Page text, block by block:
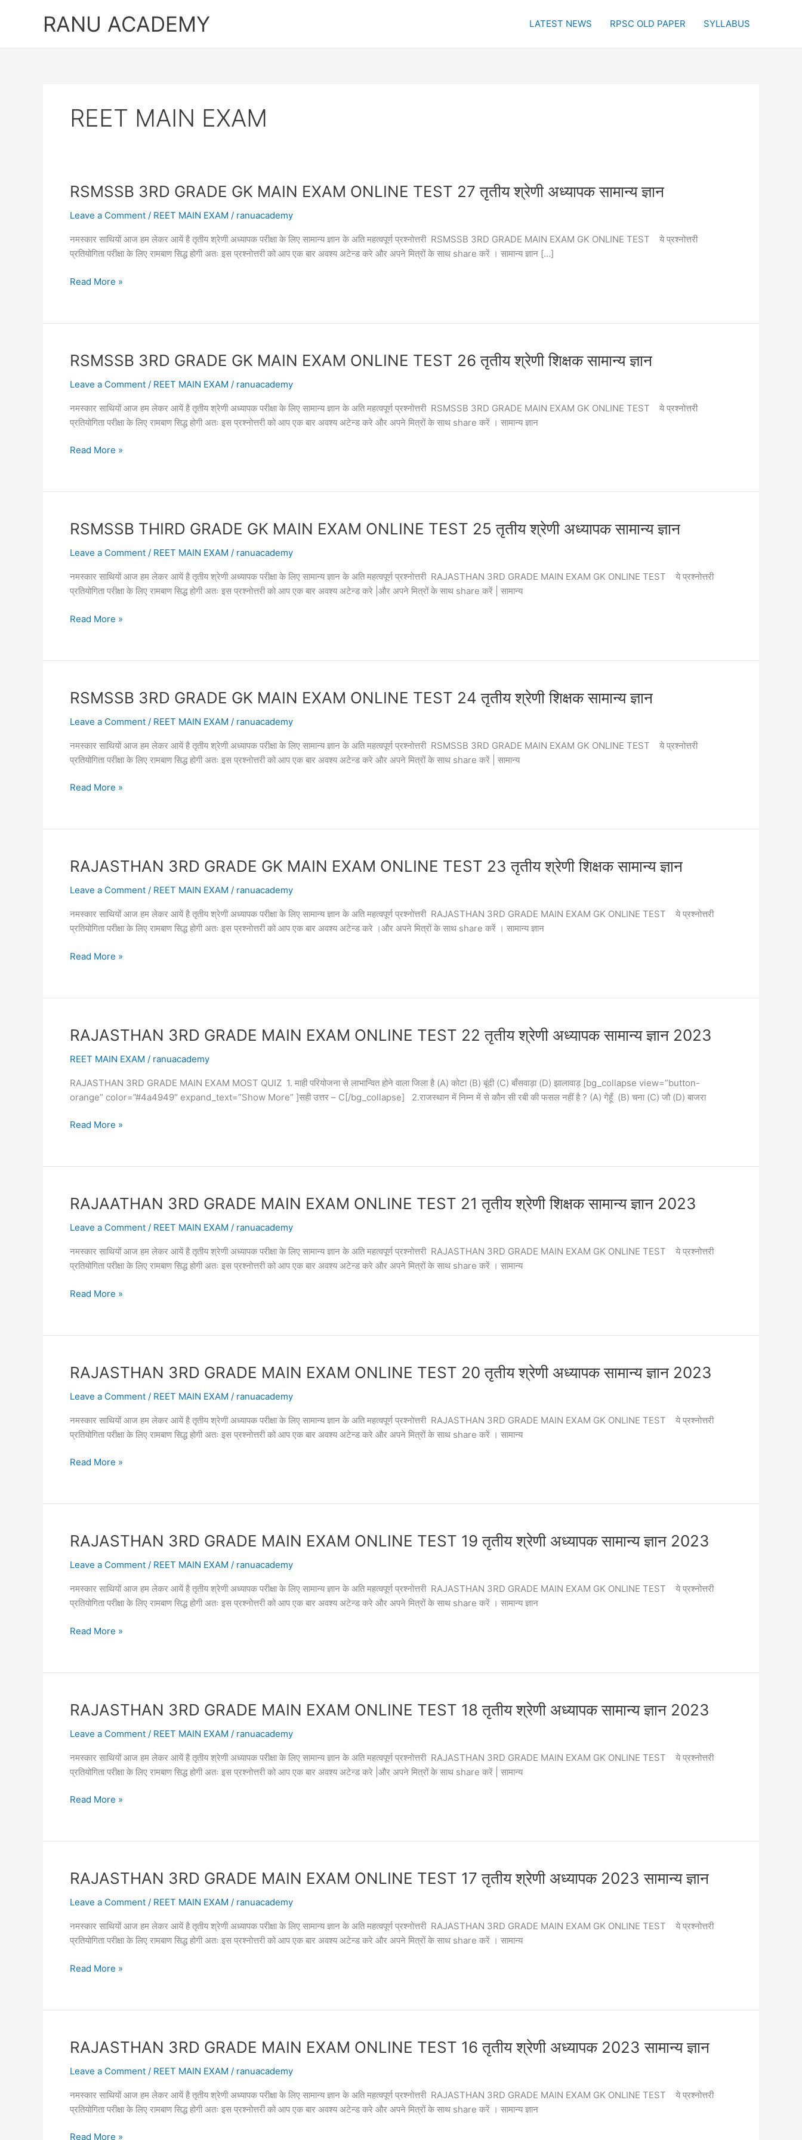
RANU ACADEMY LATEST NEWS RPSC OLD PAPER SYLLABUS
REET MAIN EXAM
RSMSSB 3RD GRADE GK MAIN EXAM ONLINE TEST 27 तृतीय श्रेणी अध्यापक सामान्य ज्ञान
Leave a Comment / REET MAIN EXAM / ranuacademy
नमस्कार साथियों आज हम लेकर आयें है तृतीय श्रेणी अध्यापक परीक्षा के लिए सामान्य ज्ञान के अति महत्वपूर्ण प्रश्नोत्तरी RSMSSB 3RD GRADE MAIN EXAM GK ONLINE TEST ये प्रश्नोत्तरी
प्रतियोगिता परीक्षा के लिए रामबाण सिद्ध होगी अतः इस प्रश्नोत्तरी को आप एक बार अवश्य अटेन्ड करे और अपने मित्रों के साथ share करें । सामान्य ज्ञान […]
RSMSSB
GK
EXAM
ONLINE
TEST
तृतीय
श्रेणी
सामान्य
Read More »
RSMSSB 3RD GRADE GK MAIN EXAM ONLINE TEST 26 तृतीय श्रेणी शिक्षक सामान्य ज्ञान
Leave a Comment / REET MAIN EXAM / ranuacademy
नमस्कार साथियों आज हम लेकर आयें है तृतीय श्रेणी अध्यापक परीक्षा के लिए सामान्य ज्ञान के अति महत्वपूर्ण प्रश्नोत्तरी RSMSSB 3RD GRADE MAIN EXAM GK ONLINE TEST ये प्रश्नोत्तरी
प्रतियोगिता परीक्षा के लिए रामबाण सिद्ध होगी अतः इस प्रश्नोत्तरी को आप एक बार अवश्य अटेन्ड करे और अपने मित्रों के साथ share करें । सामान्य ज्ञान
RSMSSB
GK
EXAM
ONLINE
TEST
तृतीय
श्रेणी
सामान्य
Read More »
RSMSSB THIRD GRADE GK MAIN EXAM ONLINE TEST 25 तृतीय श्रेणी अध्यापक सामान्य ज्ञान
Leave a Comment / REET MAIN EXAM / ranuacademy
नमस्कार साथियों आज हम लेकर आयें है तृतीय श्रेणी अध्यापक परीक्षा के लिए सामान्य ज्ञान के अति महत्वपूर्ण प्रश्नोत्तरी RAJASTHAN 3RD GRADE MAIN EXAM GK ONLINE TEST ये प्रश्नोत्तरी
प्रतियोगिता परीक्षा के लिए रामबाण सिद्ध होगी अतः इस प्रश्नोत्तरी को आप एक बार अवश्य अटेन्ड करे |और अपने मित्रों के साथ share करें | सामान्य
RSMSSB
GK
EXAM
ONLINE
TEST
तृतीय
श्रेणी
सामान्य
Read More »
RSMSSB 3RD GRADE GK MAIN EXAM ONLINE TEST 24 तृतीय श्रेणी शिक्षक सामान्य ज्ञान
Leave a Comment / REET MAIN EXAM / ranuacademy
नमस्कार साथियों आज हम लेकर आयें है तृतीय श्रेणी अध्यापक परीक्षा के लिए सामान्य ज्ञान के अति महत्वपूर्ण प्रश्नोत्तरी RSMSSB 3RD GRADE MAIN EXAM GK ONLINE TEST ये प्रश्नोत्तरी
प्रतियोगिता परीक्षा के लिए रामबाण सिद्ध होगी अतः इस प्रश्नोत्तरी को आप एक बार अवश्य अटेन्ड करे और अपने मित्रों के साथ share करें | सामान्य
RSMSSB
GK
EXAM
ONLINE
TEST
तृतीय
श्रेणी
सामान्य
Read More »
RAJASTHAN 3RD GRADE GK MAIN EXAM ONLINE TEST 23 तृतीय श्रेणी शिक्षक सामान्य ज्ञान
Leave a Comment / REET MAIN EXAM / ranuacademy
नमस्कार साथियों आज हम लेकर आयें है तृतीय श्रेणी अध्यापक परीक्षा के लिए सामान्य ज्ञान के अति महत्वपूर्ण प्रश्नोत्तरी RAJASTHAN 3RD GRADE MAIN EXAM GK ONLINE TEST ये प्रश्नोत्तरी
प्रतियोगिता परीक्षा के लिए रामबाण सिद्ध होगी अतः इस प्रश्नोत्तरी को आप एक बार अवश्य अटेन्ड करे ।और अपने मित्रों के साथ share करें । सामान्य ज्ञान
RAJASTHAN
GK
EXAM
ONLINE
TEST
तृतीय
श्रेणी
सामान्य
Read More »
RAJASTHAN 3RD GRADE MAIN EXAM ONLINE TEST 22 तृतीय श्रेणी अध्यापक सामान्य ज्ञान 2023
REET MAIN EXAM / ranuacademy
RAJASTHAN 3RD GRADE MAIN EXAM MOST QUIZ 1. माही परियोजना से लाभान्वित होने वाला जिला है (A) कोटा (B) बूंदी (C) बाँसवाड़ा (D) झालावाड़ [bg_collapse view=”button-
orange” color=”#4a4949″ expand_text=”Show More” ]सही उत्तर – C[/bg_collapse] 2.राजस्थान में निम्न में से कौन सी रबी की फसल नहीं है ? (A) गेहूँ (B) चना (C) जौ (D) बाजरा
RAJASTHAN
MAIN
ONLINE
TEST
22
श्रेणी
अध्यापक
ज्ञान
Read More »
RAJAATHAN 3RD GRADE MAIN EXAM ONLINE TEST 21 तृतीय श्रेणी शिक्षक सामान्य ज्ञान 2023
Leave a Comment / REET MAIN EXAM / ranuacademy
नमस्कार साथियों आज हम लेकर आयें है तृतीय श्रेणी अध्यापक परीक्षा के लिए सामान्य ज्ञान के अति महत्वपूर्ण प्रश्नोत्तरी RAJASTHAN 3RD GRADE MAIN EXAM GK ONLINE TEST ये प्रश्नोत्तरी
प्रतियोगिता परीक्षा के लिए रामबाण सिद्ध होगी अतः इस प्रश्नोत्तरी को आप एक बार अवश्य अटेन्ड करे और अपने मित्रों के साथ share करें । सामान्य
RAJAATHAN
MAIN
ONLINE
TEST
21
श्रेणी
शिक्षक
ज्ञान
Read More »
RAJASTHAN 3RD GRADE MAIN EXAM ONLINE TEST 20 तृतीय श्रेणी अध्यापक सामान्य ज्ञान 2023
Leave a Comment / REET MAIN EXAM / ranuacademy
नमस्कार साथियों आज हम लेकर आयें है तृतीय श्रेणी अध्यापक परीक्षा के लिए सामान्य ज्ञान के अति महत्वपूर्ण प्रश्नोत्तरी RAJASTHAN 3RD GRADE MAIN EXAM GK ONLINE TEST ये प्रश्नोत्तरी
प्रतियोगिता परीक्षा के लिए रामबाण सिद्ध होगी अतः इस प्रश्नोत्तरी को आप एक बार अवश्य अटेन्ड करे और अपने मित्रों के साथ share करें । सामान्य
RAJASTHAN
MAIN
ONLINE
TEST
20
श्रेणी
अध्यापक
ज्ञान
Read More »
RAJASTHAN 3RD GRADE MAIN EXAM ONLINE TEST 19 तृतीय श्रेणी अध्यापक सामान्य ज्ञान 2023
Leave a Comment / REET MAIN EXAM / ranuacademy
नमस्कार साथियों आज हम लेकर आयें है तृतीय श्रेणी अध्यापक परीक्षा के लिए सामान्य ज्ञान के अति महत्वपूर्ण प्रश्नोत्तरी RAJASTHAN 3RD GRADE MAIN EXAM GK ONLINE TEST ये प्रश्नोत्तरी
प्रतियोगिता परीक्षा के लिए रामबाण सिद्ध होगी अतः इस प्रश्नोत्तरी को आप एक बार अवश्य अटेन्ड करे और अपने मित्रों के साथ share करें । सामान्य ज्ञान
RAJASTHAN
MAIN
ONLINE
TEST
19
श्रेणी
अध्यापक
ज्ञान
Read More »
RAJASTHAN 3RD GRADE MAIN EXAM ONLINE TEST 18 तृतीय श्रेणी अध्यापक सामान्य ज्ञान 2023
Leave a Comment / REET MAIN EXAM / ranuacademy
नमस्कार साथियों आज हम लेकर आयें है तृतीय श्रेणी अध्यापक परीक्षा के लिए सामान्य ज्ञान के अति महत्वपूर्ण प्रश्नोत्तरी RAJASTHAN 3RD GRADE MAIN EXAM GK ONLINE TEST ये प्रश्नोत्तरी
प्रतियोगिता परीक्षा के लिए रामबाण सिद्ध होगी अतः इस प्रश्नोत्तरी को आप एक बार अवश्य अटेन्ड करे |और अपने मित्रों के साथ share करें | सामान्य
RAJASTHAN
MAIN
ONLINE
TEST
18
श्रेणी
अध्यापक
ज्ञान
Read More »
RAJASTHAN 3RD GRADE MAIN EXAM ONLINE TEST 17 तृतीय श्रेणी अध्यापक 2023 सामान्य ज्ञान
Leave a Comment / REET MAIN EXAM / ranuacademy
नमस्कार साथियों आज हम लेकर आयें है तृतीय श्रेणी अध्यापक परीक्षा के लिए सामान्य ज्ञान के अति महत्वपूर्ण प्रश्नोत्तरी RAJASTHAN 3RD GRADE MAIN EXAM GK ONLINE TEST ये प्रश्नोत्तरी
प्रतियोगिता परीक्षा के लिए रामबाण सिद्ध होगी अतः इस प्रश्नोत्तरी को आप एक बार अवश्य अटेन्ड करे और अपने मित्रों के साथ share करें । सामान्य
RAJASTHAN
MAIN
ONLINE
TEST
17
श्रेणी
अध्यापक
Read More »
RAJASTHAN 3RD GRADE MAIN EXAM ONLINE TEST 16 तृतीय श्रेणी अध्यापक 2023 सामान्य ज्ञान
Leave a Comment / REET MAIN EXAM / ranuacademy
नमस्कार साथियों आज हम लेकर आयें है तृतीय श्रेणी अध्यापक परीक्षा के लिए सामान्य ज्ञान के अति महत्वपूर्ण प्रश्नोत्तरी RAJASTHAN 3RD GRADE MAIN EXAM GK ONLINE TEST ये प्रश्नोत्तरी
प्रतियोगिता परीक्षा के लिए रामबाण सिद्ध होगी अतः इस प्रश्नोत्तरी को आप एक बार अवश्य अटेन्ड करे और अपने मित्रों के साथ share करें । सामान्य ज्ञान
RAJASTHAN
Read More »